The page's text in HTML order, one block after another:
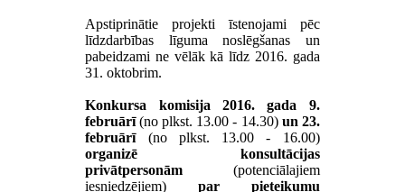
Apstiprinātie projekti īstenojami pēc
līdzdarbības līguma noslēgšanas un
pabeidzami ne vēlāk kā līdz 2016. gada
31. oktobrim.
Konkursa komisija 2016. gada 9.
februārī(no plkst. 13.00 - 14.30) un 23.
februārī(no plkst. 13.00 - 16.00)
organizē konsultācijas
privātpersonām (potenciālajiem
iesniedzējiem) par pieteikumu